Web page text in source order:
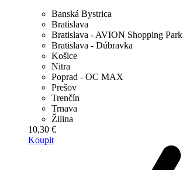
Banská Bystrica
Bratislava
Bratislava - AVION Shopping Park
Bratislava - Dúbravka
Košice
Nitra
Poprad - OC MAX
Prešov
Trenčín
Trnava
Žilina
10,30 €
Koupit